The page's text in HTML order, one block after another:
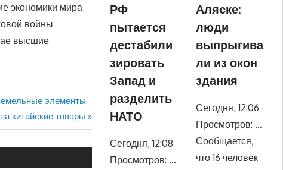
экономики мира
войны
высшие
элементы
китайские товары
РФ
пытается
дестабили
зировать
Запад и
разделить
НАТО
Сегодня, 12:08
Просмотров: …
Аляске:
люди
выпрыгива
ли из окон
здания
Сегодня, 12:06
Просмотров: …
Сообщается,
что 16 человек